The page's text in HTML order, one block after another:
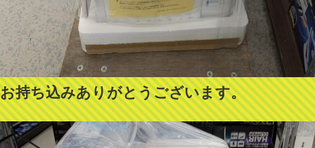
お持ち込みありがとうございます。